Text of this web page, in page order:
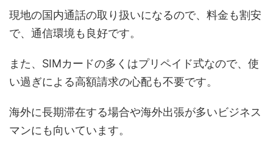
現地の国内通話の取り扱いになるので、料金も割安
で、通信環境も良好です。
また、SIMカードの多くはプリペイド式なので、使
い過ぎによる高額請求の心配も不要です。
海外に長期滞在する場合や海外出張が多いビジネス
マンにも向いています。